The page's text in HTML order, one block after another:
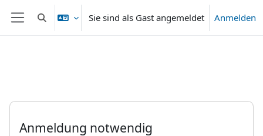
Zum Hauptinhalt
Website-Übersicht
Sucheingabe umschaltenSie sind als Gast angemeldet Anmelden
Anmeldung notwendig